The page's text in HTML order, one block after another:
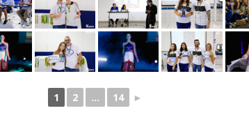
1 2 ... 14 ►